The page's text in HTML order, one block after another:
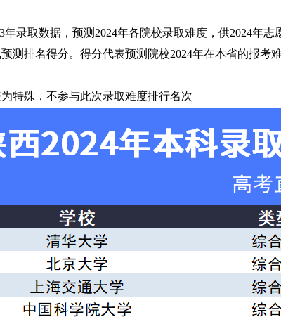
年录取数据，预测2024年各院校录取难度，供2024年
测排名得分。得分代表预测院校2024年在本省的报考
特殊，不参与此次录取难度排行名次